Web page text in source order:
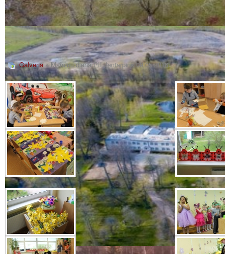
Galvenā» Māmiņu diena PII Jāņtārpiņš 09.05.2016.